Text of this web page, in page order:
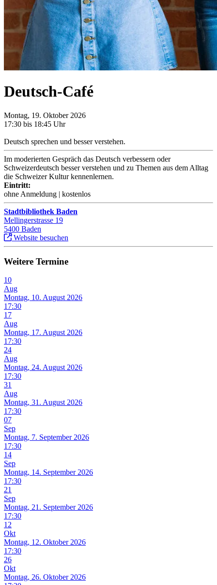
Deutsch-Café
Montag, 19. Oktober 2026
17:30 bis 18:45 Uhr
Deutsch sprechen und besser verstehen.
Im moderierten Gespräch das Deutsch verbessern oder
Schweizerdeutsch besser verstehen und zu Themen aus dem Alltag
die Schweizer Kultur kennenlernen.
Eintritt:
ohne Anmeldung | kostenlos
Stadtbibliothek Baden
Mellingerstrasse 19
5400 Baden
Website besuchen
Weitere Termine
10
Aug
Montag, 10. August 2026
17:30
17
Aug
Montag, 17. August 2026
17:30
24
Aug
Montag, 24. August 2026
17:30
31
Aug
Montag, 31. August 2026
17:30
07
Sep
Montag, 7. September 2026
17:30
14
Sep
Montag, 14. September 2026
17:30
21
Sep
Montag, 21. September 2026
17:30
12
Okt
Montag, 12. Oktober 2026
17:30
26
Okt
Montag, 26. Oktober 2026